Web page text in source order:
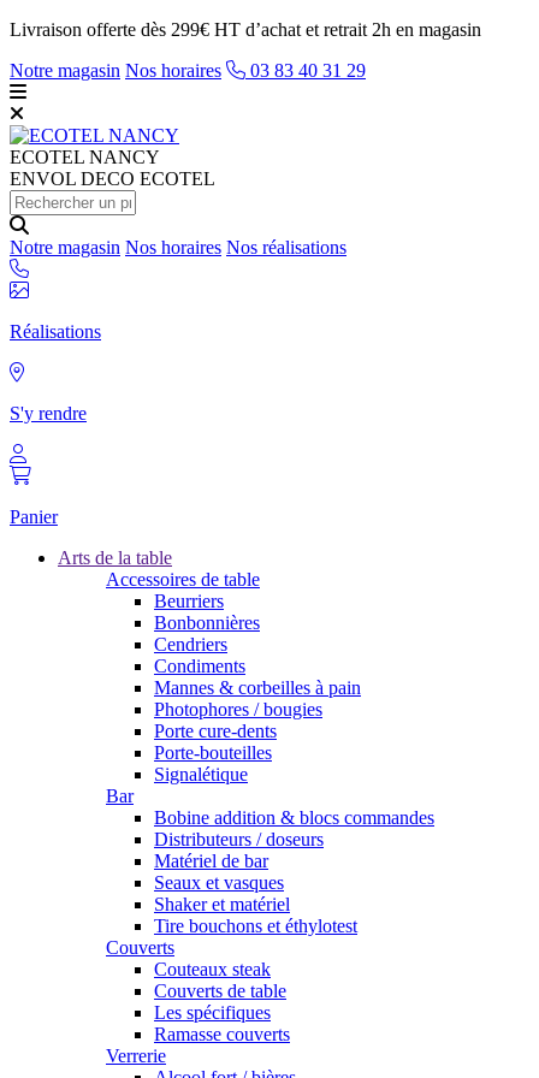
Livraison offerte dès 299€ HT d’achat et retrait 2h en magasin
Notre magasin Nos horaires 03 83 40 31 29
ECOTEL NANCY
ENVOL DECO ECOTEL
Notre magasin Nos horaires Nos réalisations
Réalisations
S'y rendre
Panier
Arts de la table
Accessoires de table
Beurriers
Bonbonnières
Cendriers
Condiments
Mannes & corbeilles à pain
Photophores / bougies
Porte cure-dents
Porte-bouteilles
Signalétique
Bar
Bobine addition & blocs commandes
Distributeurs / doseurs
Matériel de bar
Seaux et vasques
Shaker et matériel
Tire bouchons et éthylotest
Couverts
Couteaux steak
Couverts de table
Les spécifiques
Ramasse couverts
Verrerie